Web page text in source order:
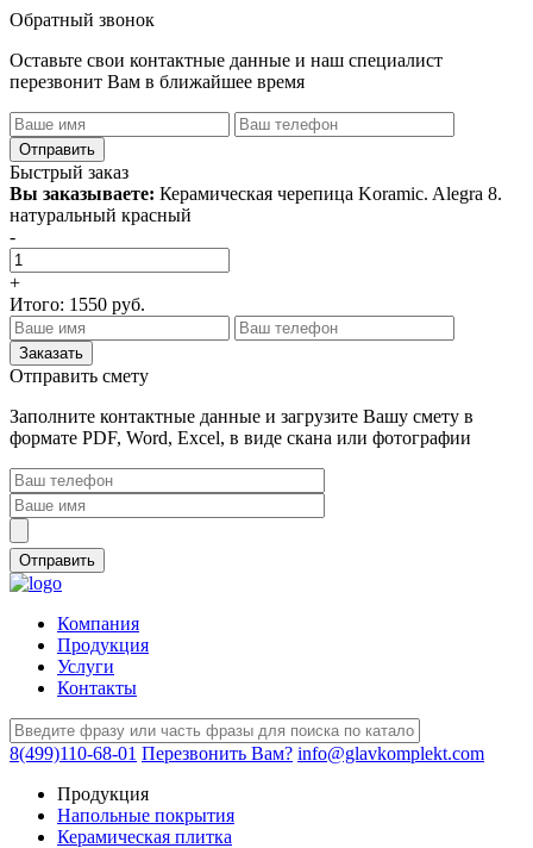
Обратный звонок
Оставьте свои контактные данные и наш специалист
перезвонит Вам в ближайшее время
Быстрый заказ
Вы заказываете: Керамическая черепица Koramic. Alegra 8.
натуральный красный
-
+
Итого: 1550 руб.
Отправить смету
Заполните контактные данные и загрузите Вашу смету в
формате PDF, Word, Excel, в виде скана или фотографии
Компания
Продукция
Услуги
Контакты
8(499)110-68-01 Перезвонить Вам? info@glavkomplekt.com
Продукция
Напольные покрытия
Керамическая плитка